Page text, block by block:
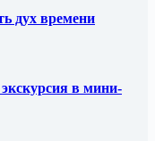
дух времени
в мини-